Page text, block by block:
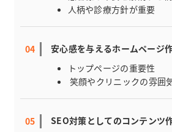
人柄や診療方針が重要
安心感を与えるホームページ
トップページの重要性
笑顔やクリニックの雰囲
SEO対策としてのコンテンツ